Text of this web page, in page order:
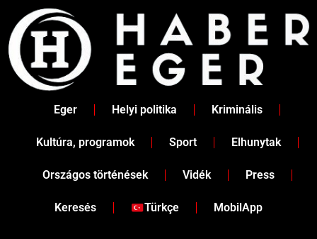
content
Eger Helyi politika Kriminális
Kultúra, programok Sport Elhunytak
Országos történések Vidék Press
Keresés Türkçe MobilApp